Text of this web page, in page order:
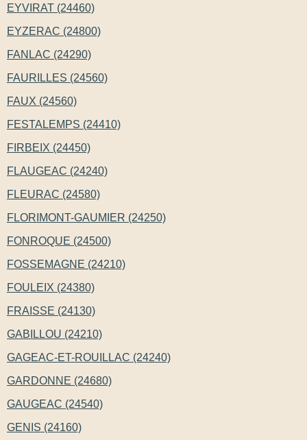
EYVIRAT (24460)
EYZERAC (24800)
FANLAC (24290)
FAURILLES (24560)
FAUX (24560)
FESTALEMPS (24410)
FIRBEIX (24450)
FLAUGEAC (24240)
FLEURAC (24580)
FLORIMONT-GAUMIER (24250)
FONROQUE (24500)
FOSSEMAGNE (24210)
FOULEIX (24380)
FRAISSE (24130)
GABILLOU (24210)
GAGEAC-ET-ROUILLAC (24240)
GARDONNE (24680)
GAUGEAC (24540)
GENIS (24160)